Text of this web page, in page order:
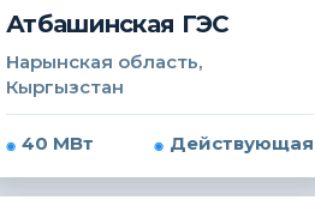
Атбашинская ГЭС
Нарынская область,
Кыргызстан
40 МВт Действующая